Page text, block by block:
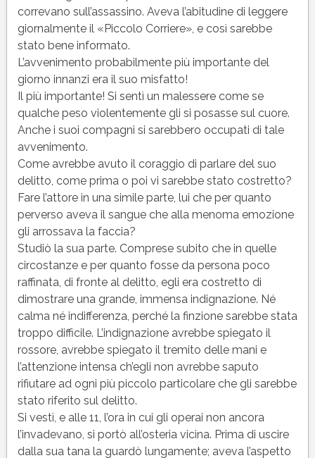
correvano sull’assassino. Aveva l’abitudine di leggere
giornalmente il «Piccolo Corriere», e così sarebbe
stato bene informato.
L’avvenimento probabilmente più importante del
giorno innanzi era il suo misfatto!
Il più importante! Si sentì un malessere come se
qualche peso violentemente gli si posasse sul cuore.
Anche i suoi compagni si sarebbero occupati di tale
avvenimento.
Come avrebbe avuto il coraggio di parlare del suo
delitto, come prima o poi vi sarebbe stato costretto?
Fare l’attore in una simile parte, lui che per quanto
perverso aveva il sangue che alla menoma emozione
gli arrossava la faccia?
Studiò la sua parte. Comprese subito che in quelle
circostanze e per quanto fosse da persona poco
raffinata, di fronte al delitto, egli era costretto di
dimostrare una grande, immensa indignazione. Né
calma né indifferenza, perché la finzione sarebbe stata
troppo difficile. L’indignazione avrebbe spiegato il
rossore, avrebbe spiegato il tremito delle mani e
l’attenzione intensa ch’egli non avrebbe saputo
rifiutare ad ogni più piccolo particolare che gli sarebbe
stato riferito sul delitto.
Si vestì, e alle 11, l’ora in cui gli operai non ancora
l’invadevano, si portò all’osteria vicina. Prima di uscire
dalla sua tana la guardò lungamente; aveva l’aspetto